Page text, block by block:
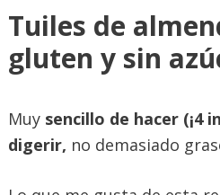
Tuiles de
gluten y sin
Muy sencillo de hacer (¡4
digerir, no demasiado